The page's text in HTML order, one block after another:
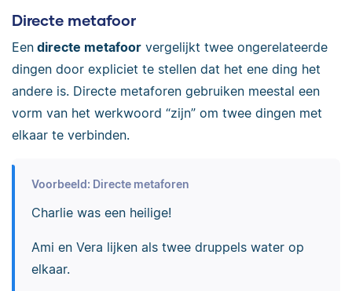
Directe metafoor
Een directe metafoor vergelijkt twee ongerelateerde
dingen door expliciet te stellen dat het ene ding het
andere is. Directe metaforen gebruiken meestal een
vorm van het werkwoord “zijn” om twee dingen met
elkaar te verbinden.
Voorbeeld: Directe metaforen
Charlie was een heilige!
Ami en Vera lijken als twee druppels water op
elkaar.